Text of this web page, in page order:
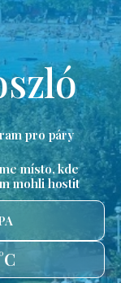
pro páry
místo, kde
mohli hostit